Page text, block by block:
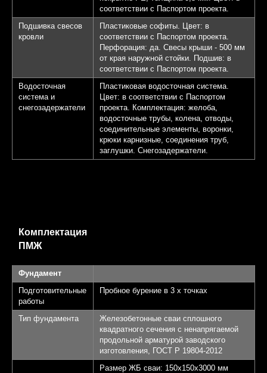
соответствии с Паспортом проекта.
Подшивка свесов
кровли
Пластиковые софиты. Цвет: в
соответствии с Паспортом проекта.
Перфорация: да. Свесы крыши - 500 мм
от края наружной стойки. Подшив: в
соответствии с Паспортом проекта.
Водосточная
система и
снегозадержатели
Пластиковая водосточная система.
Цвет: в соответствии с Паспортом
проекта. Комплектация: желоба,
водосточные трубы, колена, отводы,
соединительные элементы, воронки,
крюки карнизные, соединения труб,
заглушки. Снегозадержатели.
Комплектация
ПМЖ
Фундамент
Подготовительные
работы
Пробное бурение в 3 х точках
Тип фундамента
Железобетонные сваи сплошного
квадратного сечения с ненапрягаемой
продольной арматурой заводского
изготовления, ГОСТ Р 19804-2012
Размер ЖБ сваи: 150х150х3000 мм